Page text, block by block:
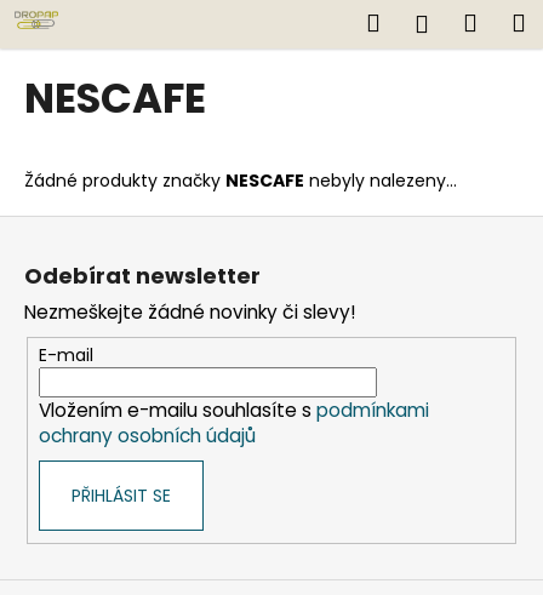
Přejít
na
obsah
Hledat
NESCAFE
Žádné produkty značky NESCAFE nebyly nalezeny...
K
o
o
p
o
t
ř
e
b
e
n
a
Z
Odebírat newsletter
Nezmeškejte žádné novinky či slevy!
E-mail
Vložením e-mailu souhlasíte s podmínkami
ochrany osobních údajů
PŘIHLÁSIT SE